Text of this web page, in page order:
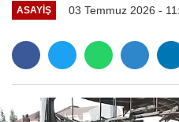
ASAYIŞ 03 Temmuz 2026 -